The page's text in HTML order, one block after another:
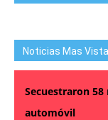
Noticias Mas
Secuestraron
automóvil